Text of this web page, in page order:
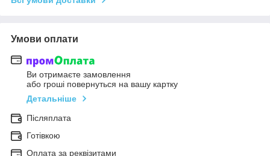
Умови оплати
Ви отримаєте замовлення
або гроші повернуться на вашу картку
Детальніше
Післяплата
Готівкою
Оплата за реквізитами